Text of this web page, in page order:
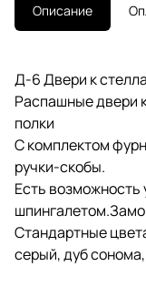
Описание
Д-6 Двери к
Распашные двери
полки
С комплектом
ручки-скобы.
Есть возможность
Стандартные
серый, дуб